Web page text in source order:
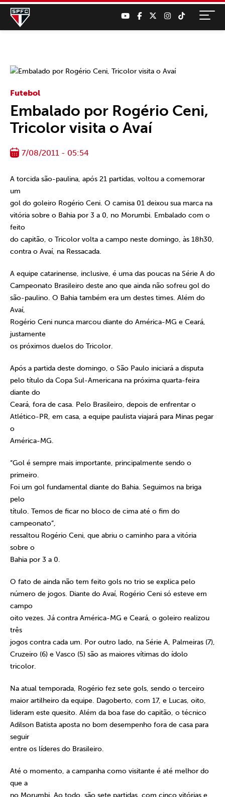
Futebol
Embalado por Rogério Ceni,
Tricolor visita o Avaí
7/08/2011 - 05:54
A torcida são-paulina, após 21 partidas, voltou a comemorar
um
gol do goleiro Rogério Ceni. O camisa 01 deixou sua marca na
vitória sobre o Bahia por 3 a 0, no Morumbi. Embalado com o
feito
do capitão, o Tricolor volta a campo neste domingo, às 18h30,
contra o Avaí, na Ressacada.
A equipe catarinense, inclusive, é uma das poucas na Série A do
Campeonato Brasileiro deste ano que ainda não sofreu gol do
são-paulino. O Bahia também era um destes times. Além do
Avaí,
Rogério Ceni nunca marcou diante do América-MG e Ceará,
justamente
os próximos duelos do Tricolor.
Após a partida deste domingo, o São Paulo iniciará a disputa
pelo título da Copa Sul-Americana na próxima quarta-feira
diante do
Ceará, fora de casa. Pelo Brasileiro, depois de enfrentar o
Atlético-PR, em casa, a equipe paulista viajará para Minas pegar
o
América-MG.
“Gol é sempre mais importante, principalmente sendo o
primeiro.
Foi um gol fundamental diante do Bahia. Seguimos na briga
pelo
título. Temos de ficar no bloco de cima até o fim do
campeonato”,
ressaltou Rogério Ceni, que abriu o caminho para a vitória
sobre o
Bahia por 3 a 0.
O fato de ainda não tem feito gols no trio se explica pelo
número de jogos. Diante do Avaí, Rogério Ceni só esteve em
campo
oito vezes. Já contra América-MG e Ceará, o goleiro realizou
três
jogos contra cada um. Por outro lado, na Série A, Palmeiras (7),
Cruzeiro (6) e Vasco (5) são as maiores vítimas do ídolo
tricolor.
Na atual temporada, Rogério fez sete gols, sendo o terceiro
maior artilheiro da equipe. Dagoberto, com 17, e Lucas, oito,
lideram este quesito. Além da boa fase do capitão, o técnico
Adilson Batista aposta no bom desempenho fora de casa para
seguir
entre os líderes do Brasileiro.
Até o momento, a campanha como visitante é até melhor do
que a
no Morumbi. Ao todo, são sete partidas, com cinco vitórias e